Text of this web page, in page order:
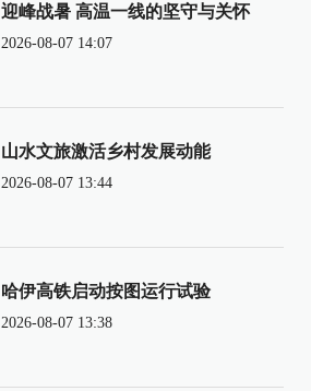
迎峰战暑 高温一线的坚守与关怀
2026-08-07 14:07
山水文旅激活乡村发展动能
2026-08-07 13:44
哈伊高铁启动按图运行试验
2026-08-07 13:38